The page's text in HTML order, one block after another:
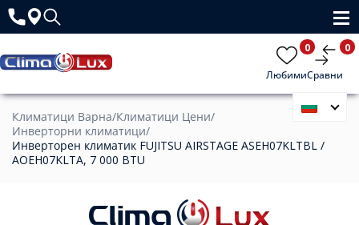
Любими
0
Сравни
0
Климатици Варна/Климатици Цени/
Инверторни климатици/
Инверторен климатик FUJITSU AIRSTAGE ASEH07KLTBL /
AOEH07KLTA, 7 000 BTU